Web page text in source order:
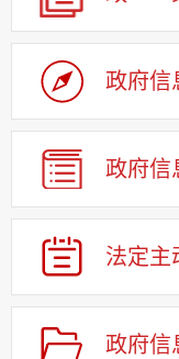
政府信
政府信
法定主
政府信